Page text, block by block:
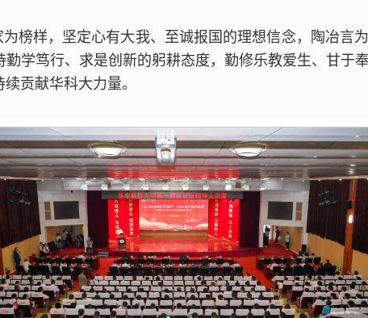
榜样，坚定心有大我、至诚报国的理想信念，陶冶言
学笃行、求是创新的躬耕态度，勤修乐教爱生、甘于
贡献华科大力量。